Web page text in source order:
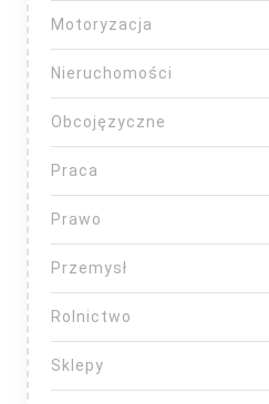
Motoryzacja
Nieruchomości
Obcojęzyczne
Praca
Prawo
Przemysł
Rolnictwo
Sklepy